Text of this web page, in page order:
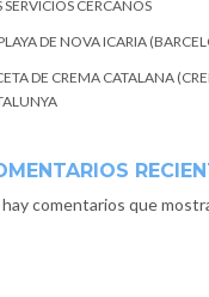
SERVICIOS CERCANOS
DE NOVA ICARIA
DE CREMA CATALANA
comentarios que